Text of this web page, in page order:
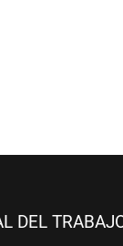
DEL